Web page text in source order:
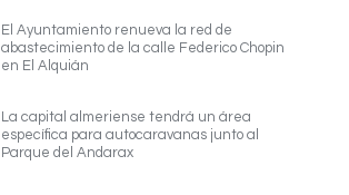
El Ayuntamiento renueva la red de
abastecimiento de la calle Federico Chopin
en El Alquián
La capital almeriense tendrá un área
específica para autocaravanas junto al
Parque del Andarax